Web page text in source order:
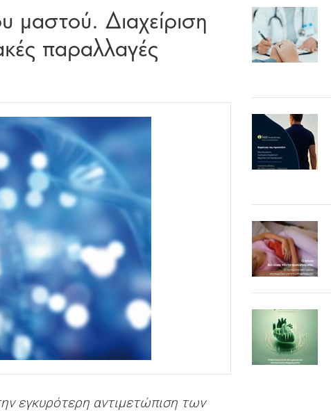
μαστού. Διαχείριση
παραλλαγές
εγκυρότερη αντιμετώπιση των